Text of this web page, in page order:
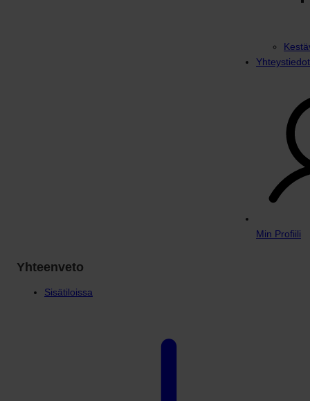
Yhteystiedot
Min Profiili
Yhteenveto
Sisätiloissa